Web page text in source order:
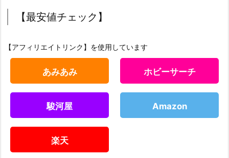
【最安値チェック】
【アフィリエイトリンク】を使用しています
あみあみ ホビーサーチ
駿河屋 Amazon
楽天